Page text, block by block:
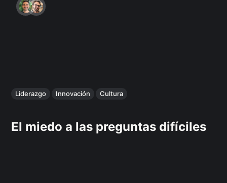
Liderazgo Innovación Cultura
El miedo a las preguntas difíciles